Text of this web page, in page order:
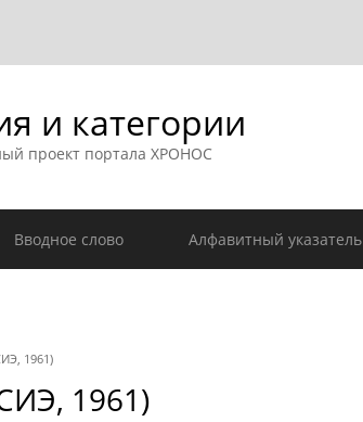
и категории
проект портала ХРОНОС
Вводное слово Алфавитный указатель
1961)
1961)